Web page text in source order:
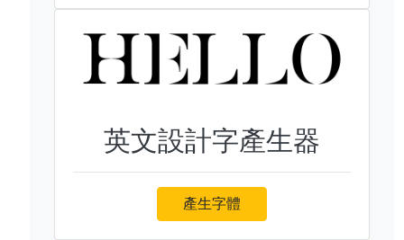
英文設計字產生器
產生字體